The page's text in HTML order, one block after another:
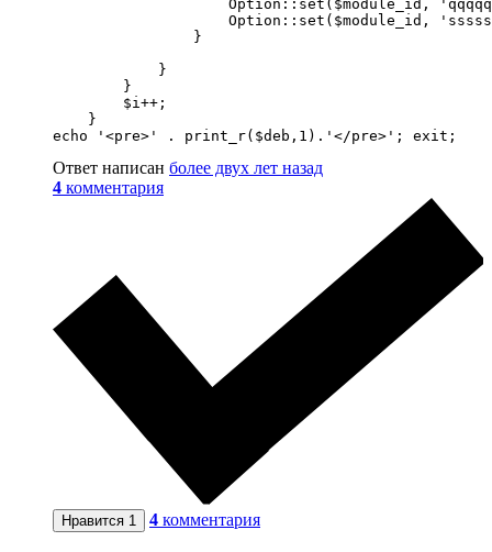
Option::set($module_id,
Option::set($module_id,
                }
            }
        }
        $i++;
    }
echo '<pre>' . print_r($deb,1).'</pre>'; exit;
Ответ написан более двух лет назад
4 комментария
Нравится 1 4 комментария